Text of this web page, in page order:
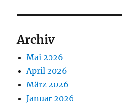
Archiv
Mai 2026
April 2026
März 2026
Januar 2026